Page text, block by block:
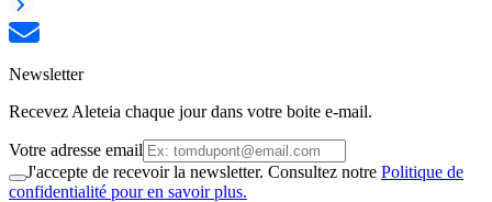
Newsletter
Recevez Aleteia chaque jour dans votre boite e-mail.
Votre adresse email
J'accepte de recevoir la newsletter. Consultez notre Politique de
confidentialité pour en savoir plus.